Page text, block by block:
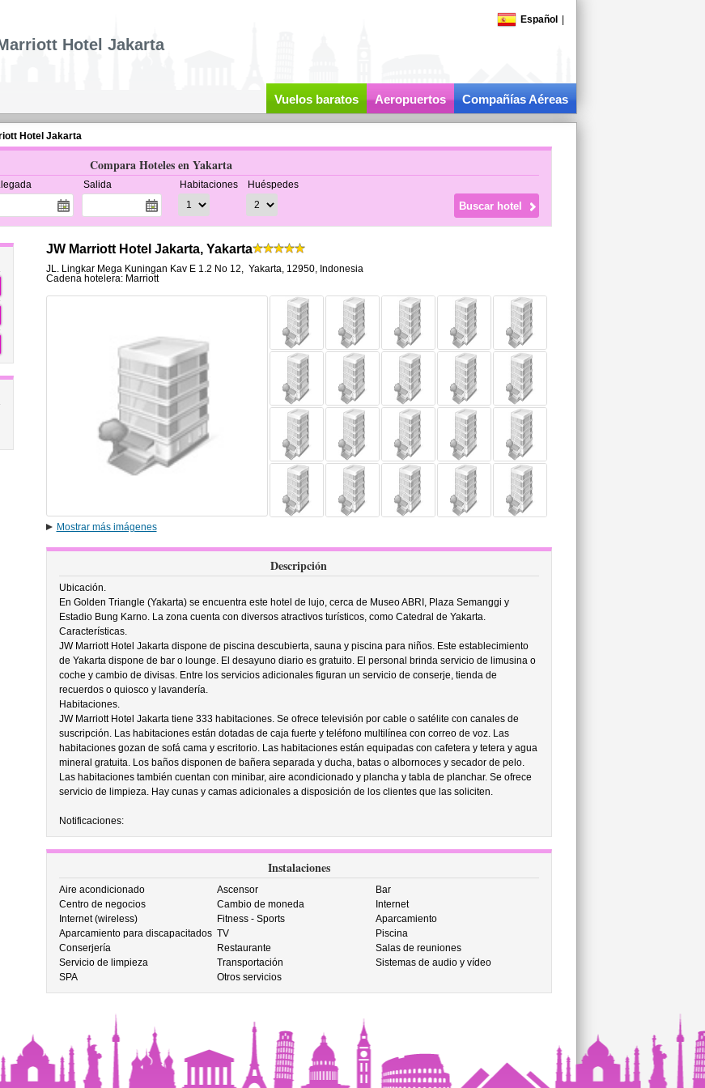
Español
Hotel Jakarta
Vuelos baratos Aeropuertos Compañías Aéreas
Hotel Jakarta
Compara Hoteles en Yakarta
Salida Habitaciones Huéspedes
JW Marriott Hotel Jakarta, Yakarta
JL. Lingkar Mega Kuningan Kav E 1.2 No 12, Yakarta, 12950, Indonesia
Cadena hotelera: Marriott
Mostrar más imágenes
Descripción
Ubicación.
En Golden Triangle (Yakarta) se encuentra este hotel de lujo, cerca de Museo ABRI, Plaza Semanggi y
Estadio Bung Karno. La zona cuenta con diversos atractivos turísticos, como Catedral de Yakarta.
Características.
JW Marriott Hotel Jakarta dispone de piscina descubierta, sauna y piscina para niños. Este establecimiento
de Yakarta dispone de bar o lounge. El desayuno diario es gratuito. El personal brinda servicio de limusina o
coche y cambio de divisas. Entre los servicios adicionales figuran un servicio de conserje, tienda de
recuerdos o quiosco y lavandería.
Habitaciones.
JW Marriott Hotel Jakarta tiene 333 habitaciones. Se ofrece televisión por cable o satélite con canales de
suscripción. Las habitaciones están dotadas de caja fuerte y teléfono multilínea con correo de voz. Las
habitaciones gozan de sofá cama y escritorio. Las habitaciones están equipadas con cafetera y tetera y agua
mineral gratuita. Los baños disponen de bañera separada y ducha, batas o albornoces y secador de pelo.
Las habitaciones también cuentan con minibar, aire acondicionado y plancha y tabla de planchar. Se ofrece
servicio de limpieza. Hay cunas y camas adicionales a disposición de los clientes que las soliciten.
Notificaciones:
Instalaciones
Aire acondicionado Ascensor
Bar
Centro de negocios
Cambio de moneda
Internet
Internet (wireless)
Fitness - Sports
Aparcamiento
Aparcamiento para discapacitados TV
Piscina
Conserjería
Restaurante
Salas de reuniones
Servicio de limpieza
Transportación
Sistemas de audio y vídeo
SPA
Otros servicios